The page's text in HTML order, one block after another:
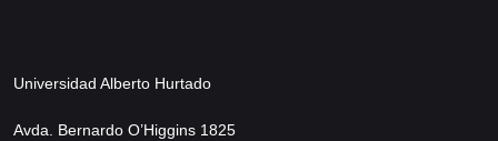
Universidad Alberto Hurtado
Avda. Bernardo O’Higgins 1825